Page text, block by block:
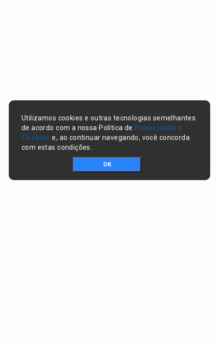
Utilizamos cookies e outras tecnologias semelhantes
de acordo com a nossa Política de Privacidade e
Cookies e, ao continuar navegando, você concorda
com estas condições.
OK